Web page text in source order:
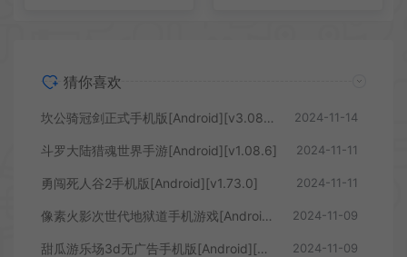
猜你喜欢
坎公骑冠剑正式手机版[Android][v3.08.0] 2024-11-14
斗罗大陆猎魂世界手游[Android][v1.08.6] 2024-11-11
勇闯死人谷2手机版[Android][v1.73.0] 2024-11-11
像素火影次世代地狱道手机游戏[Android][v1.03] 2024-11-09
甜瓜游乐场3d无广告手机版[Android][v1.72.2] 2024-11-09